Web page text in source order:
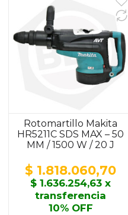
Rotomartillo Makita
HR5211C SDS MAX – 50
MM / 1500 W / 20 J
$ 1.818.060,70
$ 1.636.254,63 x
transferencia
10% OFF